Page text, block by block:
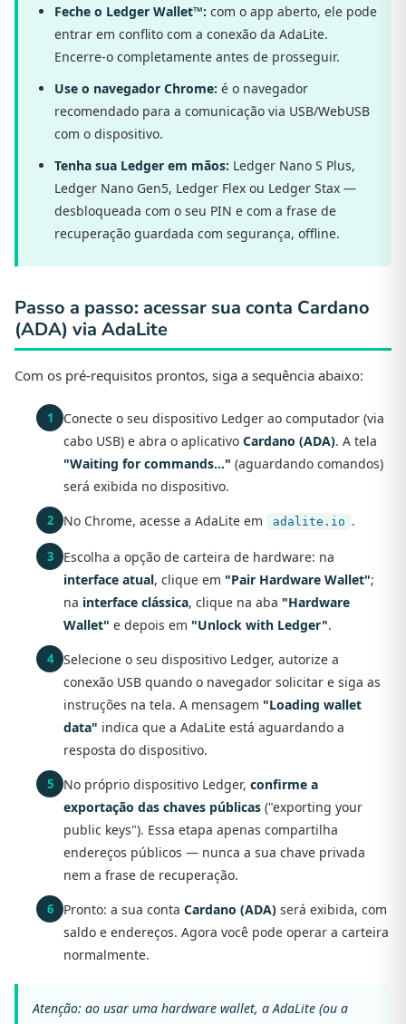
Feche o Ledger Wallet™: com o app aberto, ele pode
entrar em conflito com a conexão da AdaLite.
Encerre-o completamente antes de prosseguir.
Use o navegador Chrome: é o navegador
recomendado para a comunicação via USB/WebUSB
com o dispositivo.
Tenha sua Ledger em mãos: Ledger Nano S Plus,
Ledger Nano Gen5, Ledger Flex ou Ledger Stax —
desbloqueada com o seu PIN e com a frase de
recuperação guardada com segurança, offline.
Passo a passo: acessar sua conta Cardano
(ADA) via AdaLite
Com os pré-requisitos prontos, siga a sequência abaixo:
Conecte o seu dispositivo Ledger ao computador (via
cabo USB) e abra o aplicativo Cardano (ADA). A tela
"Waiting for commands…" (aguardando comandos)
será exibida no dispositivo.
No Chrome, acesse a AdaLite em
adalite.io .
Escolha a opção de carteira de hardware: na
interface atual, clique em "Pair Hardware Wallet";
na interface clássica, clique na aba "Hardware
Wallet" e depois em "Unlock with Ledger".
Selecione o seu dispositivo Ledger, autorize a
conexão USB quando o navegador solicitar e siga as
instruções na tela. A mensagem "Loading wallet
data" indica que a AdaLite está aguardando a
resposta do dispositivo.
No próprio dispositivo Ledger, confirme a
exportação das chaves públicas ("exporting your
public keys"). Essa etapa apenas compartilha
endereços públicos — nunca a sua chave privada
nem a frase de recuperação.
Pronto: a sua conta Cardano (ADA) será exibida, com
saldo e endereços. Agora você pode operar a carteira
normalmente.
Atenção: ao usar uma hardware wallet, a AdaLite (ou a